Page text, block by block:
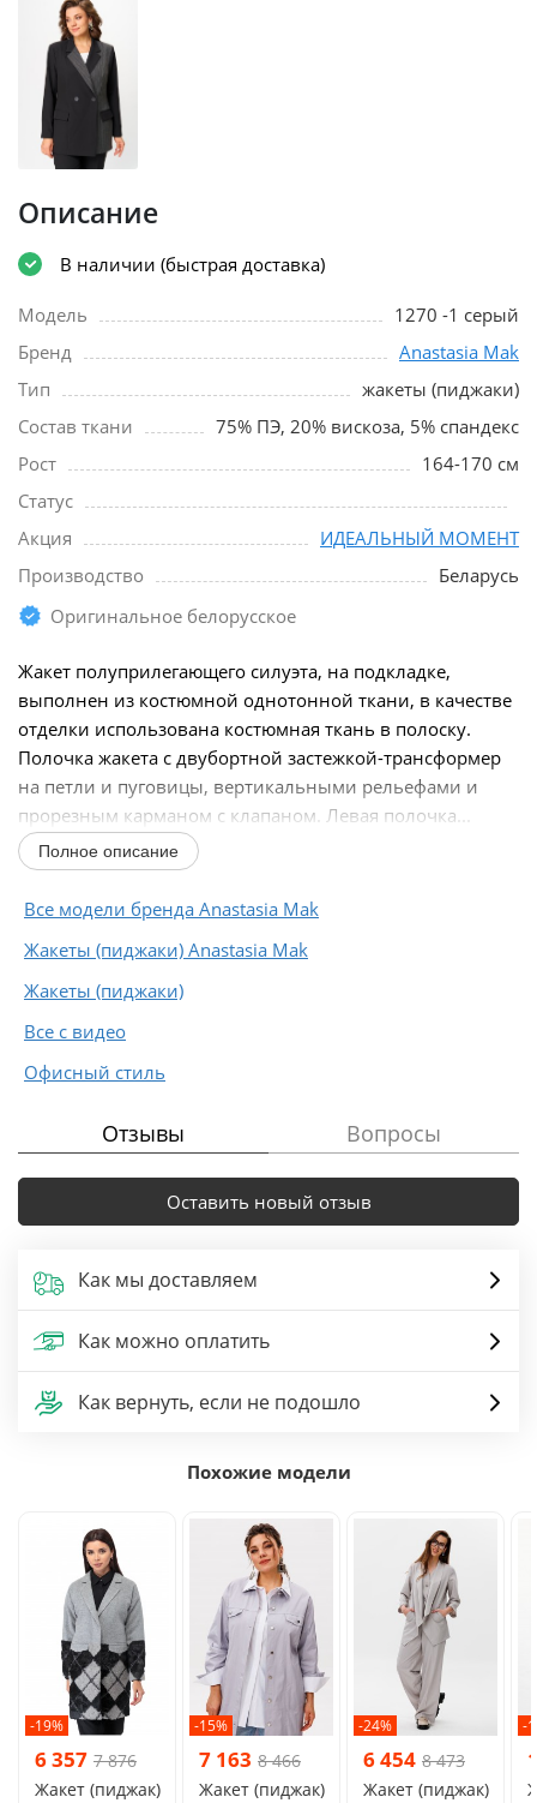
Описание
В наличии (быстрая доставка)
Модель
1270 -1 серый
Бренд
Anastasia Mak
Тип
жакеты (пиджаки)
Состав ткани
75% ПЭ, 20% вискоза, 5% спандекс
Рост
164-170 см
Статус
Акция
ИДЕАЛЬНЫЙ МОМЕНТ
Производство
Беларусь
Оригинальное белорусское
Жакет полуприлегающего силуэта, на подкладке,
выполнен из костюмной однотонной ткани, в качестве
отделки использована костюмная ткань в полоску.
Полочка жакета с двубортной застежкой-трансформер
на петли и пуговицы, вертикальными рельефами и
прорезным карманом с клапаном. Левая полочка...
Полное описание
Все модели бренда Anastasia Mak
Жакеты (пиджаки) Anastasia Mak
Жакеты (пиджаки)
Все с видео
Офисный стиль
Отзывы Вопросы
Оставить новый отзыв
Как мы доставляем
Как можно оплатить
Как вернуть, если не подошло
Похожие модели
-19%
6 357 7 876
Жакет (пиджак)
-15%
7 163 8 466
Жакет (пиджак)
-24%
6 454 8 473
Жакет (пиджак)
-